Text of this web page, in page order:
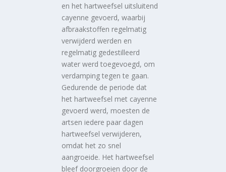
en het hartweefsel uitsluitend
cayenne gevoerd, waarbij
afbraakstoffen regelmatig
verwijderd werden en
regelmatig gedestilleerd
water werd toegevoegd, om
verdamping tegen te gaan.
Gedurende de periode dat
het hartweefsel met cayenne
gevoerd werd, moesten de
artsen iedere paar dagen
hartweefsel verwijderen,
omdat het zo snel
aangroeide. Het hartweefsel
bleef doorgroeien door de